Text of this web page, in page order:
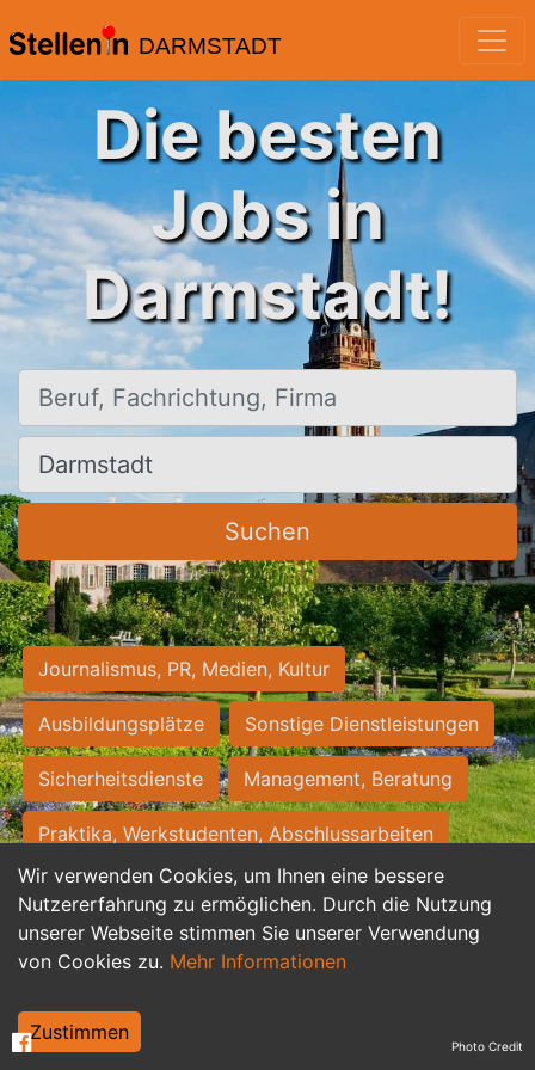
DARMSTADT
Wir verwenden Cookies, um Ihnen eine bessere
Nutzererfahrung zu ermöglichen. Durch die Nutzung
unserer Webseite stimmen Sie unserer Verwendung
von Cookies zu. Mehr Informationen
Zustimmen
Die besten
Jobs in
Darmstadt!
Beruf, Fachrichtung, Firma
Ort, Stadt
Suchen
Journalismus, PR, Medien, Kultur
Ausbildungsplätze Sonstige Dienstleistungen
Sicherheitsdienste Management, Beratung
Praktika, Werkstudenten, Abschlussarbeiten
Personalwesen Assistenz, Sekretariat
Hilfskräfte, Aushilfs- und Nebenjobs
Weiterbildung, Studium, duale Ausbildung Photo Credit